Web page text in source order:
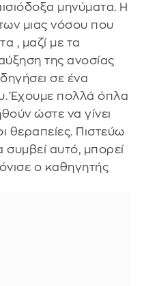
μηνύματα. Η
μιας νόσου που
, μαζί με τα
της ανοσίας
σε ένα
Έχουμε πολλά όπλα
ώστε να γίνει
θεραπείες. Πιστεύω
συμβεί αυτό, μπορεί
ο καθηγητής